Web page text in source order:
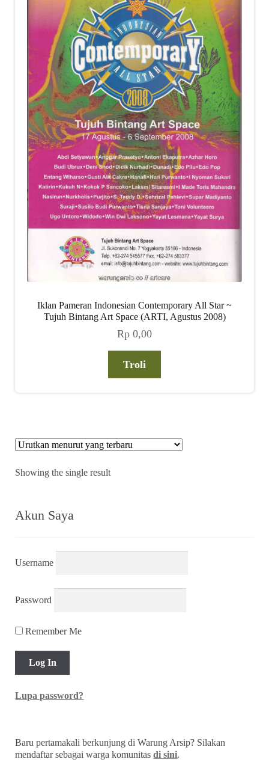
child
menu
Alamat
Rekening
Reseller
Iklan Pameran Indonesian Contemporary All Star ~
Tujuh Bintang Art Space (ARTI, Agustus 2008)
Rp 0,00
Troli
Showing the single result
Akun Saya
Username
Password
Remember Me
Lupa password?
Baru pertamakali berkunjung di Warung Arsip? Silakan
mendaftar sebagai warga komunitasdi sini.